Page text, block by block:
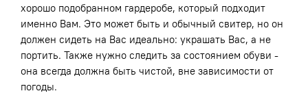
хорошо подобранном гардеробе, который подходит
именно Вам. Это может быть и обычный свитер, но он
должен сидеть на Вас идеально: украшать Вас, а не
портить. Также нужно следить за состоянием обуви -
она всегда должна быть чистой, вне зависимости от
погоды.